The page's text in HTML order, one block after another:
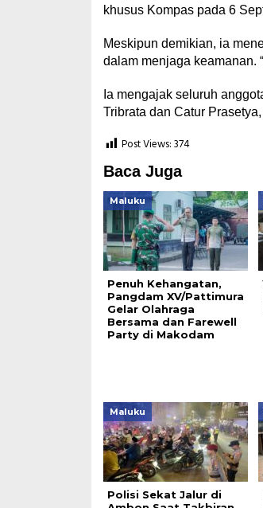
khusus Kompas pada 6
Meskipun demikian, ia
dalam menjaga keamanan.
Ia mengajak seluruh
Tribrata dan Catur
Post Views:374
Baca Juga
Maluku
Penuh Kehangatan,
Pangdam XV/Pattimura
Gelar Olahraga
Bersama dan Farewell
Party di Makodam
Maluku
Polisi Sekat Jalur di